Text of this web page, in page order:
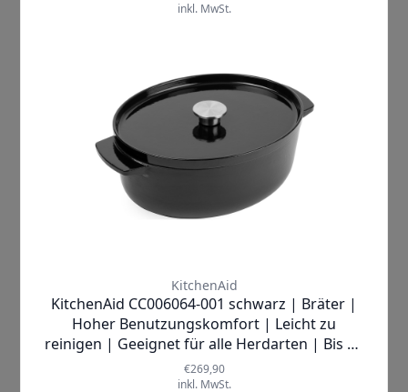
Hersteller
KitchenAid
3-5 Werktage
2.4 cm
2.4 cm
Mehr anzeigen ▼